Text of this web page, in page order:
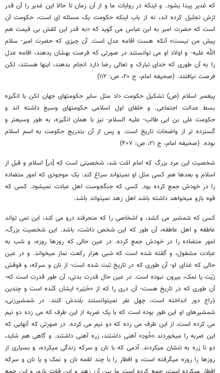
که غدیر پیدا بشود. و اینکه در روایات ما و از آن زمان تا حالا این غدیر را آن قدر
ازش تجلیل کرده اند، نه از باب اینکه حکومت یک مسئله ای است، حکومت آن
است که حضرت امیر به ابن عباس می گوید که «به قدر این کفش بی قیمت هم
پیش من نیست» آنکه هست اقامه عدل است. آن چیزی که حضرت امیر- سلام
اللَّه علیه- و اولاد او می توانستند در صورتی که فرصت بهشان بدهند، اقامه عدل
را به آن طوری که خدای تبارک و تعالی رضا دارد انجام بدهند، اینها هستند، لکن
فرصت نیافتند. (صحیفه امام، ج ۲۰، ص: ۱۱۲)
پیغمبر اسلام (ص) تشکیل حکومت داد مثل سایر حکومتهای جهان لکن با انگیزه
بسط عدالت اجتماعی. و خلفای اول اسلامی حکومتهای وسیع داشته اند و
حکومت علی بن ابی طالب- علیه السلام- نیز با همان انگیزه، به طور وسیعتر و
گسترده تر از واضحات تاریخ است. و پس از آن بتدریج حکومت به اسم اسلام
بوده. (صحیفه امام، ج ۲۱، ص: ۴۰۷)
شخصیت این مرد بزرگ که امام امّت شد، شخصیتی است که [در] اسلام و قبل از
اسلام و بعدها هم کسی مثل او نمی‏تواند سراغ کند. یک موجودی که امور متضاده
را در خودش جمع کرده بود. کسی که جنگجوست اهل عبادت نمی‏شود. کسی که
قوه بازو می‏خواهد داشته باشد اهل زهد نمی‏تواند باشد.
کسی که شمشیر می‏ کشد، و اشخاصی را که منحرف‏ند درو می‏ کند، این نمی ‏تواند
عاطفه و اهل عاطفه، آن طور که این شخص داشت، باشد. این شخصیت بزرگ،
امور متضاده را در خودش جمع کرده. در عین حالی که روزها روزه، و شب به
عبادت مشغول، و گفته شده است که شبی هزار رکعت نماز می‏خواند. و در عین
حالی که غذای او- آن طوری که در تاریخ ثبت شده است- از نان و سرکه، و فوقش
زَیْت یا نمک، بیرون نبوده است. در عین حال قدرت بدنی، آن طور قدرت است که-
آن طوری که در تاریخ هست- آن دری‏ را که از «خَیْبَر» ایشان کَنْده است و چندین
ذِراع دور انداخته است، چهل نفر نمی‏توانستند بلندش کنند. در شمشیرزنی،
شمشیرهای او این طور بوده است که با یک ضربه از این طرف که می ‏زده دو نیم
می‏ کرده است، از این طرف می‏ زده که دو نیم می‏ کرده. در صورتی که آنهایی که
این ضربه را می‏خوردند «خُودِ» آهنی داشتند، زره آهنی داشتند. و گاهی هم شاید،
دو تا زره به تنشان می‏کردند. آدمی که با نان و سرکه زندگی می‏کرده، و بسیاری از
روزها را روزه می‏گرفته است، و افطار را با چند لقمه نان و نمک و یا نان و سرکه